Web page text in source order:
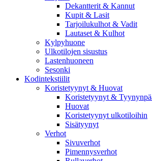
Dekantterit & Kannut
Kupit & Lasit
Tarjoilukulhot & Vadit
Lautaset & Kulhot
Kylpyhuone
Ulkotilojen sisustus
Lastenhuoneen
Sesonki
Kodintekstiilit
Koristetyynyt & Huovat
Koristetyynyt &
Huovat
Koristetyynyt ulkotiloihin
Sisätyynyt
Verhot
Sivuverhot
Pimennysverhot